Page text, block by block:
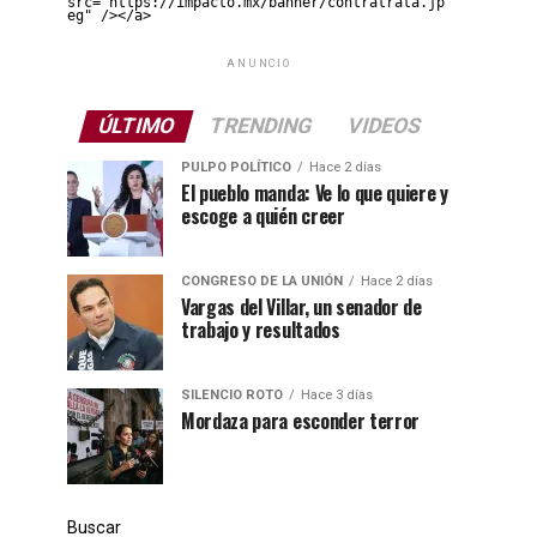
eg" /></a>
ANUNCIO
ÚLTIMO TRENDING VIDEOS
PULPO POLÍTICO Hace 2 días
El pueblo manda: Ve lo que quiere y
escoge a quién creer
CONGRESO DE LA UNIÓN Hace 2 días
Vargas del Villar, un senador de
trabajo y resultados
SILENCIO ROTO Hace 3 días
Mordaza para esconder terror
Buscar